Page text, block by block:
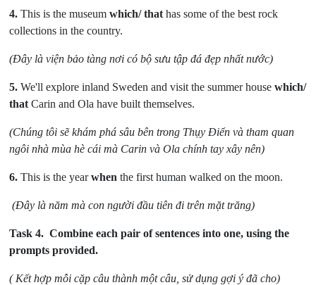
4. This is the museumwhich/ that has some of the best rock
collections in the country.
(Đây là viện bảo tàng nơi có bộ sưu tập đá đẹp nhất nước)
5. We'll explore inland Sweden and visit the summer housewhich/
that Carin and Ola have built themselves.
(Chúng tôi sẽ khám phá sâu bên trong Thụy Điển và tham quan
ngôi nhà mùa hè cái mà Carin và Ola chính tay xây nên)
6. This is the yearwhen the first human walked on the moon.
(Đây là năm mà con người đầu tiên đi trên mặt trăng)
Task 4. Combine each pair of sentences into one, using the
prompts provided.
( Kết hợp mỗi cặp câu thành một câu, sử dụng gợi ý đã cho)